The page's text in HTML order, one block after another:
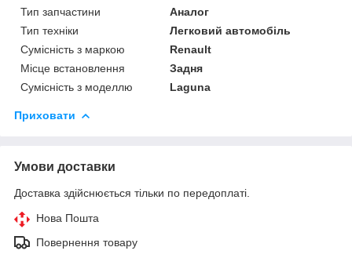
Тип запчастини
Аналог
Тип техніки
Легковий автомобіль
Сумісність з маркою
Renault
Місце встановлення
Задня
Сумісність з моделлю
Laguna
Приховати
Умови доставки
Доставка здійснюється тільки по передоплаті.
Нова Пошта
Повернення товару